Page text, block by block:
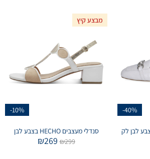
-40%
מבצע קיץ
-10%
סנדלי מעצבים HECHO בצבע לבן
₪299
₪269